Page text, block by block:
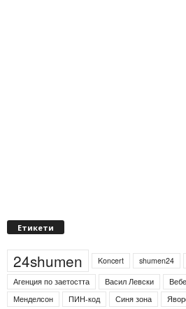
Етикети
24shumen Koncert shumen24
Агенция по заетостта
Васил Левски
Менделсон
ПИН-код Синя зона